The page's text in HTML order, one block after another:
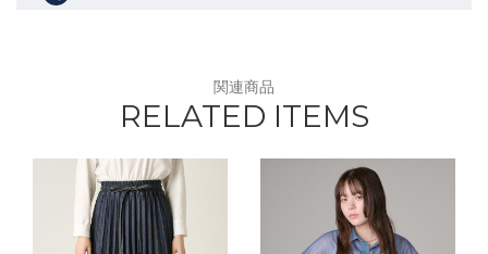
関連商品
RELATED ITEMS